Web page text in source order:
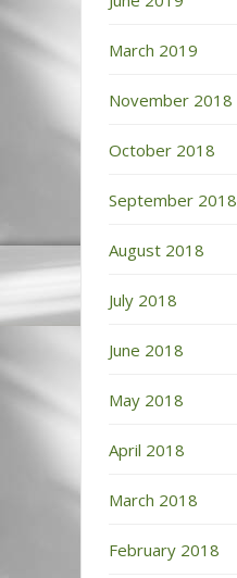
March 2019
November 2018
October 2018
September 2018
August 2018
July 2018
June 2018
May 2018
April 2018
March 2018
February 2018